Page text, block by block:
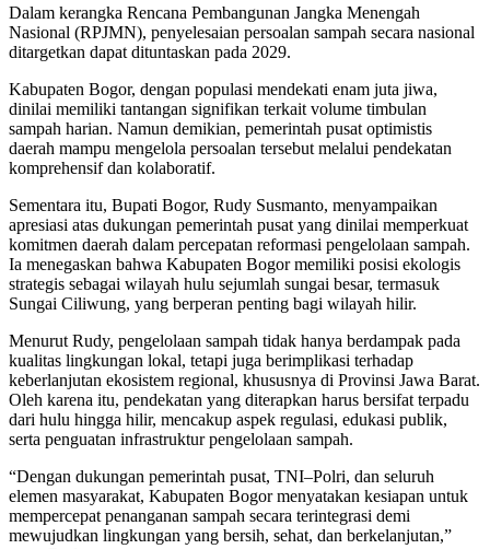
Dalam kerangka Rencana Pembangunan Jangka Menengah
Nasional (RPJMN), penyelesaian persoalan sampah secara nasional
ditargetkan dapat dituntaskan pada 2029.
Kabupaten Bogor, dengan populasi mendekati enam juta jiwa,
dinilai memiliki tantangan signifikan terkait volume timbulan
sampah harian. Namun demikian, pemerintah pusat optimistis
daerah mampu mengelola persoalan tersebut melalui pendekatan
komprehensif dan kolaboratif.
Sementara itu, Bupati Bogor, Rudy Susmanto, menyampaikan
apresiasi atas dukungan pemerintah pusat yang dinilai memperkuat
komitmen daerah dalam percepatan reformasi pengelolaan sampah.
Ia menegaskan bahwa Kabupaten Bogor memiliki posisi ekologis
strategis sebagai wilayah hulu sejumlah sungai besar, termasuk
Sungai Ciliwung, yang berperan penting bagi wilayah hilir.
Menurut Rudy, pengelolaan sampah tidak hanya berdampak pada
kualitas lingkungan lokal, tetapi juga berimplikasi terhadap
keberlanjutan ekosistem regional, khususnya di Provinsi Jawa Barat.
Oleh karena itu, pendekatan yang diterapkan harus bersifat terpadu
dari hulu hingga hilir, mencakup aspek regulasi, edukasi publik,
serta penguatan infrastruktur pengelolaan sampah.
“Dengan dukungan pemerintah pusat, TNI–Polri, dan seluruh
elemen masyarakat, Kabupaten Bogor menyatakan kesiapan untuk
mempercepat penanganan sampah secara terintegrasi demi
mewujudkan lingkungan yang bersih, sehat, dan berkelanjutan,”